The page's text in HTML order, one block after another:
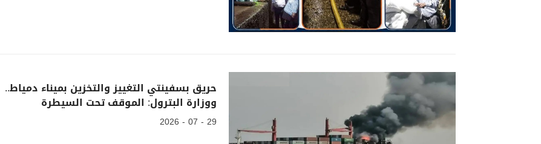
حريق بسفينتي التغييز والتخزين بميناء دمياط..
ووزارة البترول: الموقف تحت السيطرة
29 - 07 - 2026